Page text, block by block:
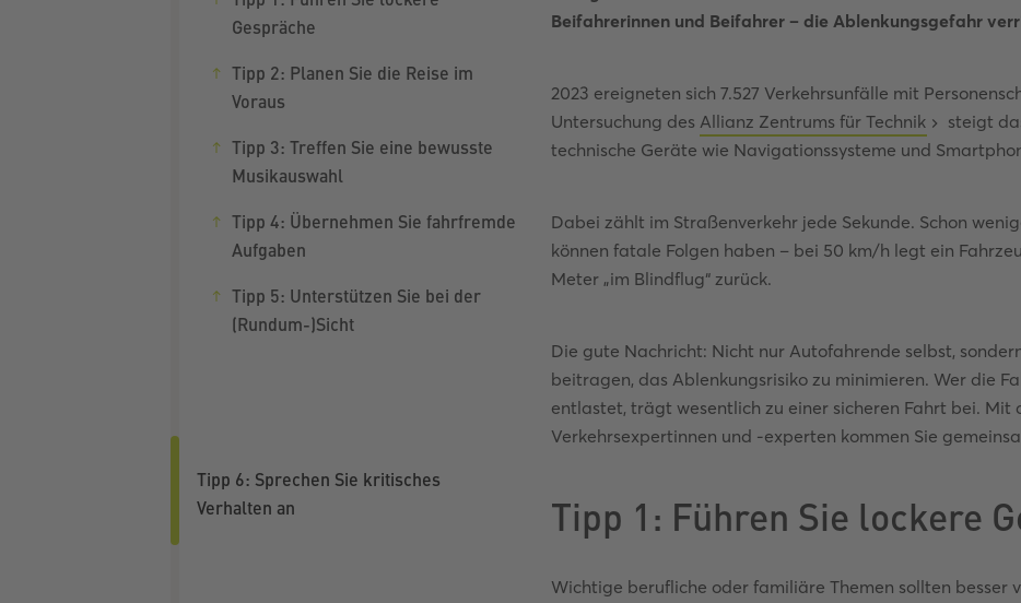
Gespräche
Tipp 2: Planen Sie die Reise im
Voraus
Tipp 3: Treffen Sie eine bewusste
Musikauswahl
Tipp 4: Übernehmen Sie fahrfremde
Aufgaben
Tipp 5: Unterstützen Sie bei der
(Rundum-)Sicht
Tipp 6: Sprechen Sie kritisches
Verhalten an
Beifahrerinnen und Beifahrer – die Ablenkungsgefahr
2023 ereigneten sich 7.527 Verkehrsunfälle mit
Untersuchung des Allianz Zentrums für Technik
steigt
technische Geräte wie Navigationssysteme und
Dabei zählt im Straßenverkehr jede Sekunde. Schon
können fatale Folgen haben – bei 50 km/h legt ein
Meter „im Blindflug“ zurück.
Die gute Nachricht: Nicht nur Autofahrende selbst,
beitragen, das Ablenkungsrisiko zu minimieren. Wer die
entlastet, trägt wesentlich zu einer sicheren Fahrt bei. Mit
Verkehrsexpertinnen und -experten kommen Sie
Tipp 1: Führen Sie lockere
Wichtige berufliche oder familiäre Themen sollten besser